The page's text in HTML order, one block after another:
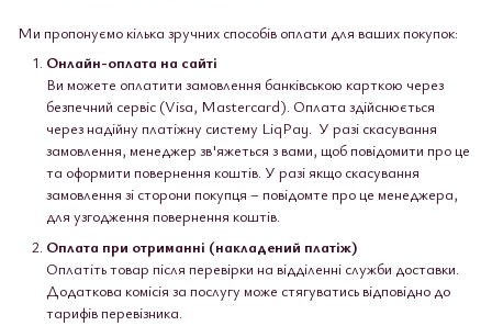
Ми пропонуємо кілька зручних способів оплати для ваших покупок:
Онлайн-оплата на сайті
Ви можете оплатити замовлення банківською карткою через
безпечний сервіс (Visa, Mastercard). Оплата здійснюється
через надійну платіжну систему LiqPay. У разі скасування
замовлення, менеджер зв'яжеться з вами, щоб повідомити про це
та оформити повернення коштів. У разі якщо скасування
замовлення зі сторони покупця – повідомте про це менеджера,
для узгодження повернення коштів.
Оплата при отриманні (накладений платіж)
Оплатіть товар після перевірки на відділенні служби доставки.
Додаткова комісія за послугу може стягуватись відповідно до
тарифів перевізника.